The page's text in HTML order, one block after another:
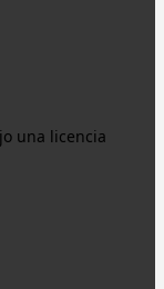
una licencia